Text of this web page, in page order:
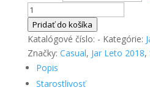
množstvo
Veselé
ponožky
Med
a
maliny
Pridať do košíka
Katalógové číslo: - Kategórie:
Značky: Casual, Jar Leto 2018,
Popis
Starostlivosť